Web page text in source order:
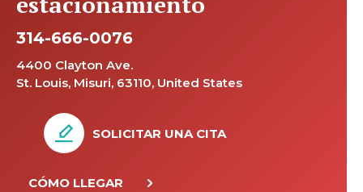
314-666-0076
4400 Clayton Ave.
St. Louis, Misuri, 63110, United States
SOLICITAR UNA CITA
CÓMO LLEGAR